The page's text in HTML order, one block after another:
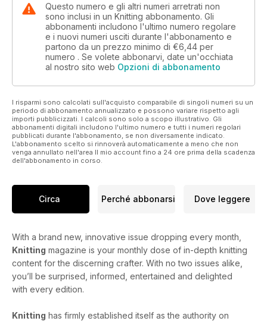
Questo numero e gli altri numeri arretrati non
sono inclusi in un Knitting abbonamento. Gli
abbonamenti includono l'ultimo numero regolare
e i nuovi numeri usciti durante l'abbonamento e
partono da un prezzo minimo di €6,44 per
numero . Se volete abbonarvi, date un'occhiata
al nostro sito web Opzioni di abbonamento
I risparmi sono calcolati sull'acquisto comparabile di singoli numeri su un
periodo di abbonamento annualizzato e possono variare rispetto agli
importi pubblicizzati. I calcoli sono solo a scopo illustrativo. Gli
abbonamenti digitali includono l'ultimo numero e tutti i numeri regolari
pubblicati durante l'abbonamento, se non diversamente indicato.
L'abbonamento scelto si rinnoverà automaticamente a meno che non
venga annullato nell'area Il mio account fino a 24 ore prima della scadenza
dell'abbonamento in corso.
Circa Perché abbonarsi Dove leggere
With a brand new, innovative issue dropping every month,
Knitting magazine is your monthly dose of in-depth knitting
content for the discerning crafter. With no two issues alike,
you’ll be surprised, informed, entertained and delighted
with every edition.
Knitting has firmly established itself as the authority on